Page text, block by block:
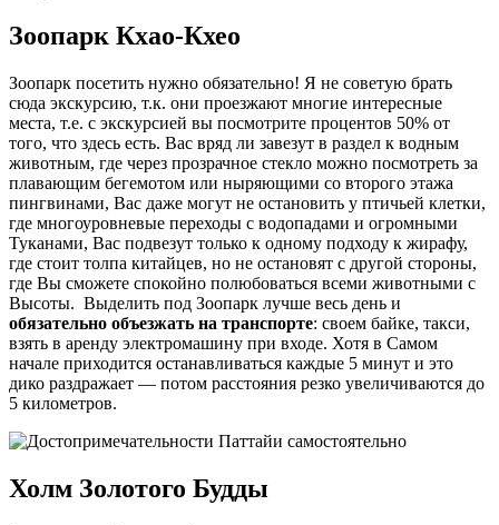
Зоопарк Кхао-Кхео
Зоопарк посетить нужно обязательно! Я не советую брать
сюда экскурсию, т.к. они проезжают многие интересные
места, т.е. с экскурсией вы посмотрите процентов 50% от
того, что здесь есть. Вас вряд ли завезут в раздел к водным
животным, где через прозрачное стекло можно посмотреть за
плавающим бегемотом или ныряющими со второго этажа
пингвинами, Вас даже могут не остановить у птичьей клетки,
где многоуровневые переходы с водопадами и огромными
Туканами, Вас подвезут только к одному подходу к жирафу,
где стоит толпа китайцев, но не остановят с другой стороны,
где Вы сможете спокойно полюбоваться всеми животными с
Высоты. Выделить под Зоопарк лучше весь день и
обязательно объезжать на транспорте: своем байке, такси,
взять в аренду электромашину при входе. Хотя в Самом
начале приходится останавливаться каждые 5 минут и это
дико раздражает — потом расстояния резко увеличиваются до
5 километров.
Холм Золотого Будды